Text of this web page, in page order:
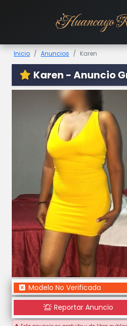
Huancayo
Inicio Anuncios Karen
Karen - Anuncio
Modelo No Verificada
Reportar Anuncio